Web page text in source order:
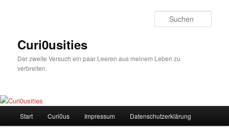
Curi0usities
Der zweite Versuch ein paar Leeren aus meinem Leben zu
verbreiten.
Start Curi0us Impressum Datenschutzerklärung